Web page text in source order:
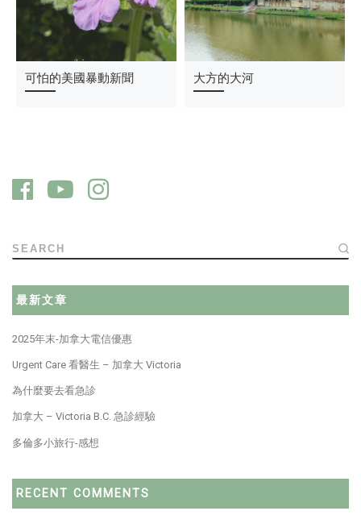
想念台灣菜 太太閒聊感情煩惱
可怕的美國暴動新聞 大方的大河
SEARCH
最新文章
2025年末-加拿大電信優惠
Urgent Care 看醫生 – 加拿大 Victoria
為什麼要去看急診
加拿大 – Victoria B.C. 急診經驗
多倫多小旅行-感想
RECENT COMMENTS